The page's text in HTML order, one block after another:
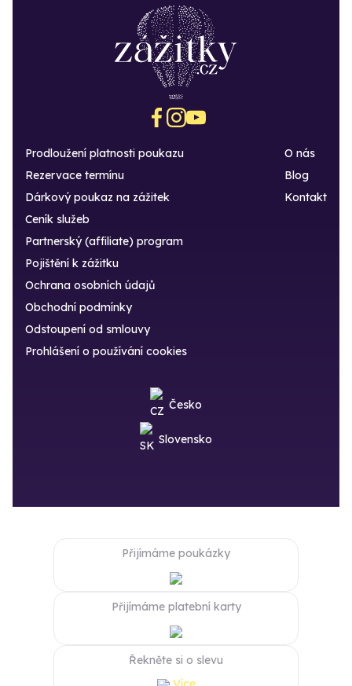
Prodloužení platnosti poukazu
Rezervace termínu
Dárkový poukaz na zážitek
O nás
Blog
Kontakt
Ceník služeb
Partnerský (affiliate) program
Pojištění k zážitku
Ochrana osobních údajů
Obchodní podmínky
Odstoupení od smlouvy
Prohlášení o používání cookies
Česko
Slovensko
Přijímáme poukázky
Přijímáme platební karty
Řekněte si o slevu